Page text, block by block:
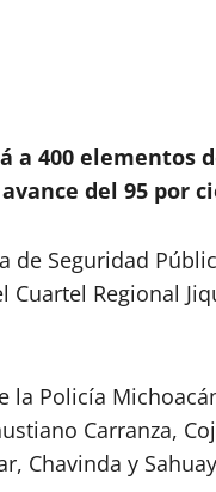
a 400 elementos
del 95 por
Seguridad
Regional
la Policía
Carranza,
Chavinda y